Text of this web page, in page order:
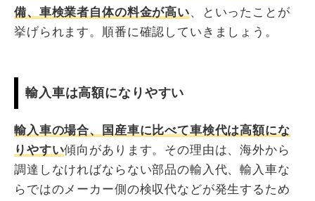
備、車検業者自体の料金が高い、といったことが
挙げられます。順番に確認していきましょう。
輸入車は高額になりやすい
輸入車の場合、国産車に比べて車検代は高額にな
りやすい傾向があります。その理由は、海外から
調達しなければならない部品の輸入代、輸入車な
らではのメーカー側の検収代などが発生するため